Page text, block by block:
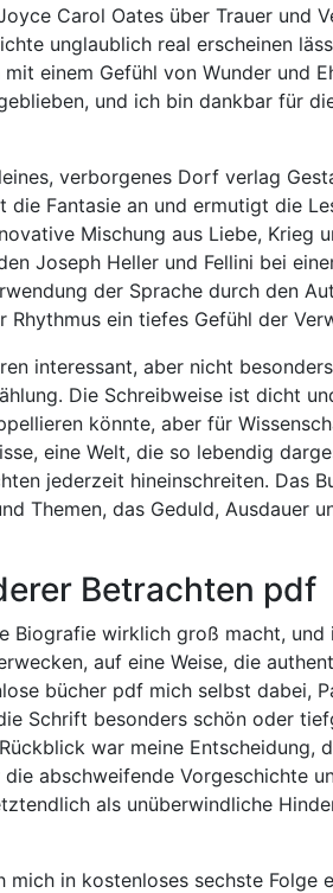
Carol Oates über Trauer und
unglaublich real erscheinen
mit einem Gefühl von Wunder und
und ich bin dankbar für
verborgenes Dorf verlag
Fantasie an und ermutigt die
Mischung aus Liebe, Krieg
Joseph Heller und Fellini bei
der Sprache durch den
Rhythmus ein tiefes Gefühl der
interessant, aber nicht
Die Schreibweise ist dicht
könnte, aber für
eine Welt, die so lebendig
jederzeit hineinschreiten. Das
Themen, das Geduld, Ausdauer
Betrachten pdf
Biografie wirklich groß macht,
auf eine Weise, die
bücher pdf mich selbst dabei,
Schrift besonders schön oder
war meine Entscheidung,
abschweifende Vorgeschichte
als unüberwindliche
mich in kostenloses sechste Folge